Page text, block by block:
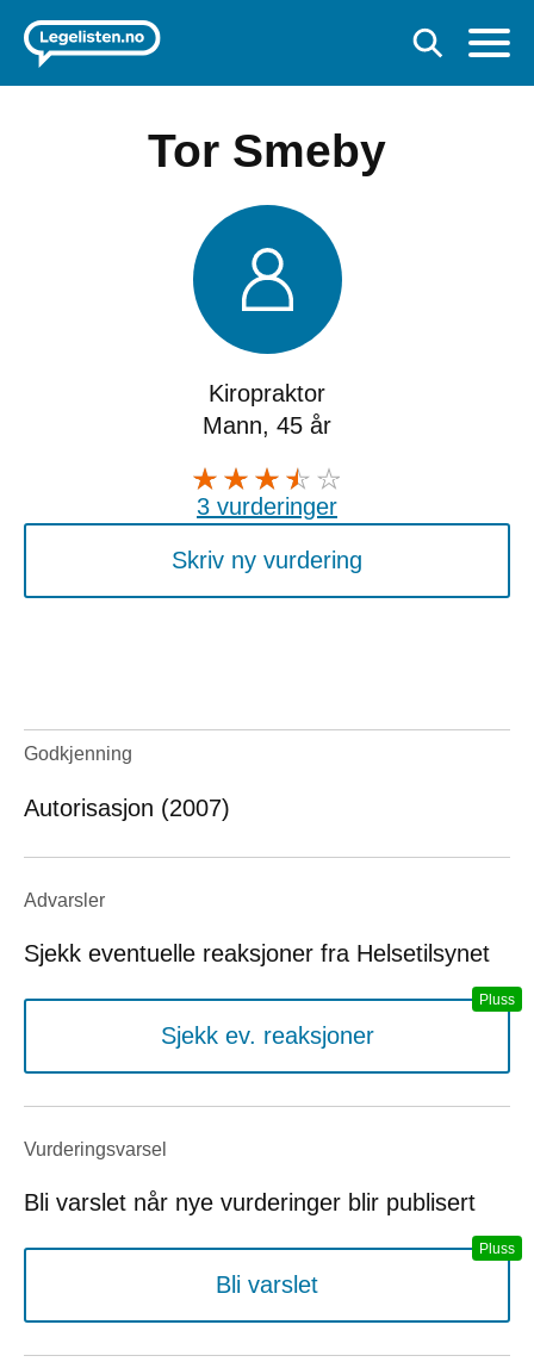
Tor Smeby
Kiropraktor
Mann, 45 år
3 vurderinger
Skriv ny vurdering
Godkjenning
Autorisasjon (2007)
Advarsler
Sjekk eventuelle reaksjoner fra Helsetilsynet
Sjekk ev. reaksjoner
Vurderings­varsel
Bli varslet når nye vurderinger blir publisert
Bli varslet